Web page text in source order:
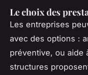
Le choix des
Les entreprises
avec des options :
préventive, ou aide
structures